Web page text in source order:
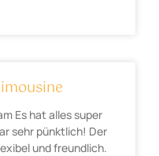
Es hat alles super
sehr pünktlich! Der
und freundlich.